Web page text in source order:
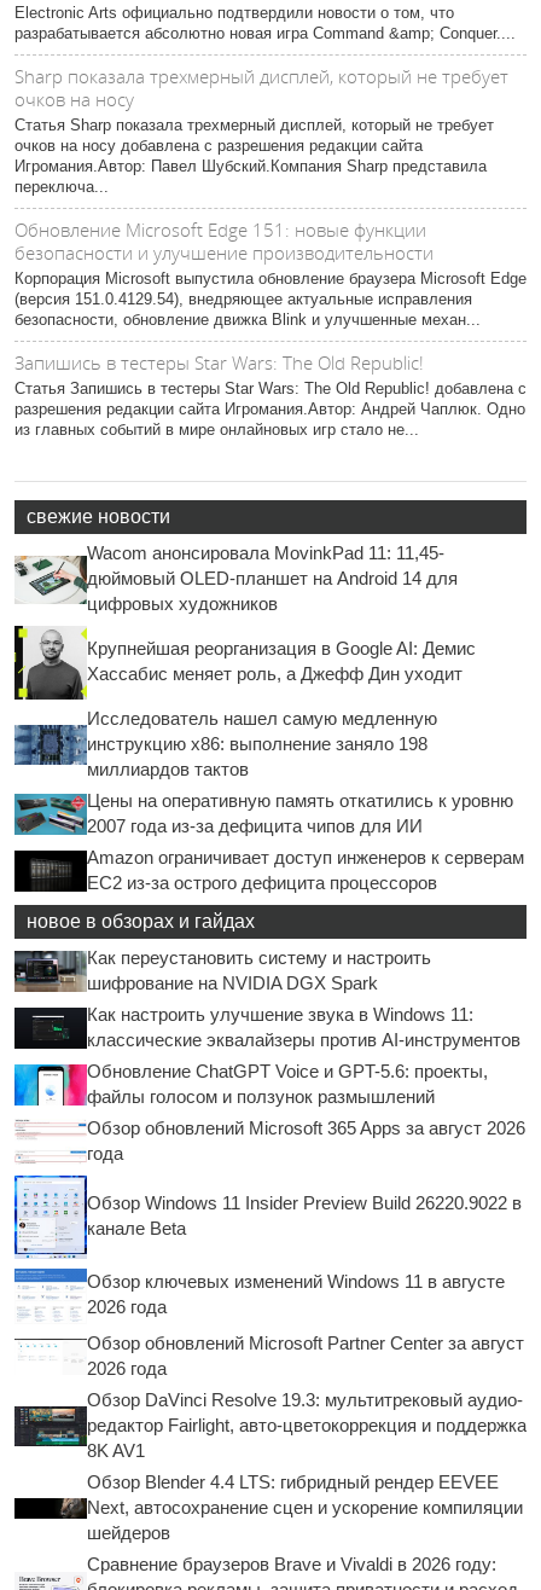
Electronic Arts официально подтвердили новости о том, что
разрабатывается абсолютно новая игра Command &amp; Conquer....
Sharp показала трехмерный дисплей, который не требует
очков на носу
Статья Sharp показала трехмерный дисплей, который не требует
очков на носу добавлена с разрешения редакции сайта
Игромания.Автор: Павел Шубский.Компания Sharp представила
переключа...
Обновление Microsoft Edge 151: новые функции
безопасности и улучшение производительности
Корпорация Microsoft выпустила обновление браузера Microsoft Edge
(версия 151.0.4129.54), внедряющее актуальные исправления
безопасности, обновление движка Blink и улучшенные механ...
Запишись в тестеры Star Wars: The Old Republic!
Статья Запишись в тестеры Star Wars: The Old Republic! добавлена с
разрешения редакции сайта Игромания.Автор: Андрей Чаплюк. Одно
из главных событий в мире онлайновых игр стало не...
свежие новости
Wacom анонсировала MovinkPad 11: 11,45-
дюймовый OLED-планшет на Android 14 для
цифровых художников
Крупнейшая реорганизация в Google AI: Демис
Хассабис меняет роль, а Джефф Дин уходит
Исследователь нашел самую медленную
инструкцию x86: выполнение заняло 198
миллиардов тактов
Цены на оперативную память откатились к уровню
2007 года из-за дефицита чипов для ИИ
Amazon ограничивает доступ инженеров к серверам
EC2 из-за острого дефицита процессоров
новое в обзорах и гайдах
Как переустановить систему и настроить
шифрование на NVIDIA DGX Spark
Как настроить улучшение звука в Windows 11:
классические эквалайзеры против AI-инструментов
Обновление ChatGPT Voice и GPT-5.6: проекты,
файлы голосом и ползунок размышлений
Обзор обновлений Microsoft 365 Apps за август 2026
года
Обзор Windows 11 Insider Preview Build 26220.9022 в
канале Beta
Обзор ключевых изменений Windows 11 в августе
2026 года
Обзор обновлений Microsoft Partner Center за август
2026 года
Обзор DaVinci Resolve 19.3: мультитрековый аудио-
редактор Fairlight, авто-цветокоррекция и поддержка
8K AV1
Обзор Blender 4.4 LTS: гибридный рендер EEVEE
Next, автосохранение сцен и ускорение компиляции
шейдеров
Сравнение браузеров Brave и Vivaldi в 2026 году: